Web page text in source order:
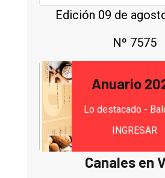
Edición 09 de
Nº 7575
Anuario
Lo destacado -
INGRESAR
Canales en